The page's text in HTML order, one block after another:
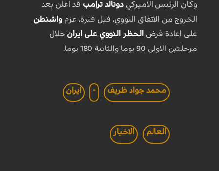
وكان الرئيس الاميركي دونالد ترامب قد اعلن بعد
الخروج من الاتفاق النووي، قبل فترة، عزم واشنطن
على اعادة فرض الحظر النووي على ايران خلال
مرحلتين الاولى 90 يوما والثانية 180 يوما.
محمد جواد ظريف - ايران
العالم الاخبار